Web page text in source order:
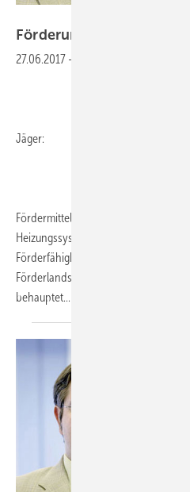
Förderung wird
27.06.2017 -
Jäger:
Fördermittel spielen eine wichtige
Heizungssysteme. SHK-
Förderfähigkeit ihrer Produkte
Förderlandschaft zeigt aber: Das ist
behauptet...